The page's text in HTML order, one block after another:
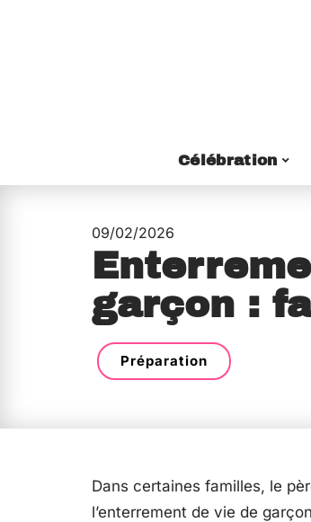
Célébration
09/02/2026
garçon :
Préparation
Dans certaines familles, le
l’enterrement de vie de